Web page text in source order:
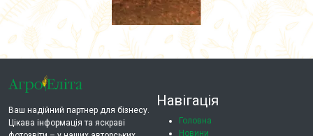
Ваш надійний партнер для бізнесу.
Цікава інформація та яскраві
Навігація
Головна
Новини